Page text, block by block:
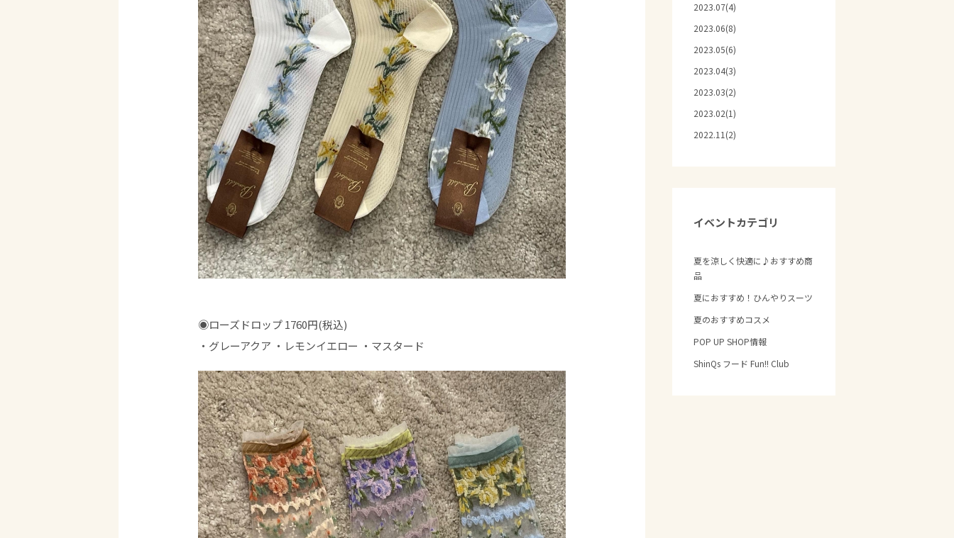
◉ローズドロップ 1760円(税込)
・グレーアクア ・レモンイエロー ・マスタード
2023.07(4)
2023.06(8)
2023.05(6)
2023.04(3)
2023.03(2)
2023.02(1)
2022.11(2)
イベントカテゴリ
夏を涼しく快適に♪おすすめ商
品
夏におすすめ！ひんやりスーツ
夏のおすすめコスメ
POP UP SHOP情報
ShinQs フード Fun!! Club